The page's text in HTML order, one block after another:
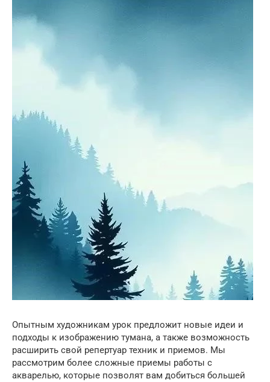
Опытным художникам урок предложит новые идеи и
подходы к изображению тумана, а также возможность
расширить свой репертуар техник и приемов. Мы
рассмотрим более сложные приемы работы с
акварелью, которые позволят вам добиться большей